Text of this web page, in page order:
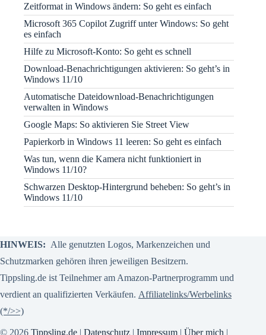
Zeitformat in Windows ändern: So geht es einfach
Microsoft 365 Copilot Zugriff unter Windows: So geht
es einfach
Hilfe zu Microsoft-Konto: So geht es schnell
Download-Benachrichtigungen aktivieren: So geht’s in
Windows 11/10
Automatische Dateidownload-Benachrichtigungen
verwalten in Windows
Google Maps: So aktivieren Sie Street View
Papierkorb in Windows 11 leeren: So geht es einfach
Was tun, wenn die Kamera nicht funktioniert in
Windows 11/10?
Schwarzen Desktop-Hintergrund beheben: So geht’s in
Windows 11/10
HINWEIS: Alle genutzten Logos, Markenzeichen und
Schutzmarken gehören ihren jeweiligen Besitzern.
Tippsling.de ist Teilnehmer am Amazon-Partnerprogramm und
verdient an qualifizierten Verkäufen. Affiliatelinks/Werbelinks
(*/>>)
© 2026 Tippsling.de | Datenschutz | Impressum | Über mich |